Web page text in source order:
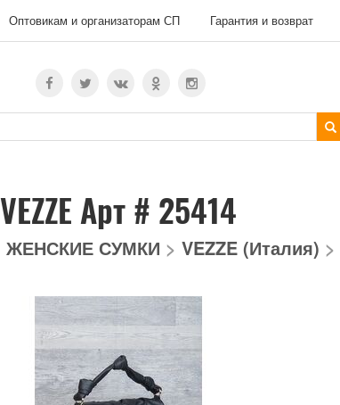
Оптовикам и организаторам СП Гарантия и возврат
VEZZE Арт # 25414
ЖЕНСКИЕ СУМКИ > VEZZE (Италия) >